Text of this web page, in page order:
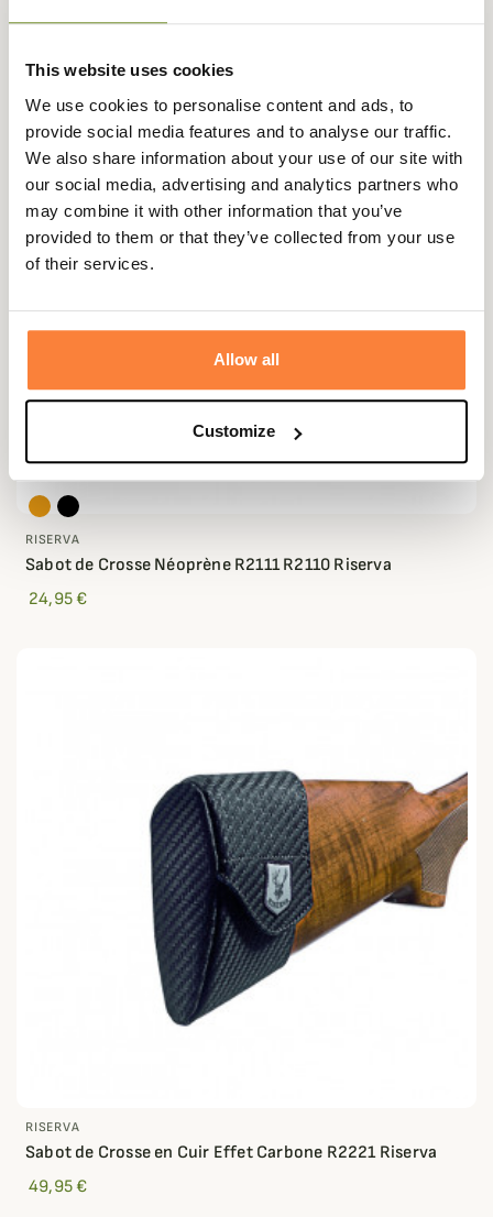
This website uses cookies
We use cookies to personalise content and ads, to
provide social media features and to analyse our traffic.
We also share information about your use of our site with
our social media, advertising and analytics partners who
may combine it with other information that you’ve
provided to them or that they’ve collected from your use
of their services.
Allow all
Customize
RISERVA
Sabot de Crosse Néoprène R2111 R2110 Riserva
24,95 €
RISERVA
Sabot de Crosse en Cuir Effet Carbone R2221 Riserva
49,95 €